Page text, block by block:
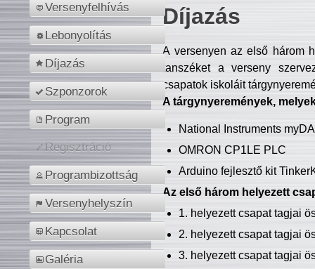
Versenyfelhívás
Lebonyolítás
Díjazás
Szponzorok
Program
Regisztráció
Programbizottság
Versenyhelyszín
Kapcsolat
Galéria
Díjazás
A versenyen az első három
tanszéket a verseny
csapatok iskoláit
A tárgynyeremények,
National Instruments
OMRON CP1LE PLC
Arduino fejlesztő kit
Az első három helyezett
1. helyezett csapat tagjai
2. helyezett csapat tagjai
3. helyezett csapat tagjai